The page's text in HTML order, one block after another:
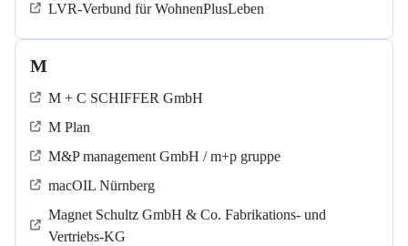
LVR-Verbund für WohnenPlusLeben
M
M + C SCHIFFER GmbH
M Plan
M&P management GmbH / m+p gruppe
macOIL Nürnberg
Magnet Schultz GmbH & Co. Fabrikations- und
Vertriebs-KG